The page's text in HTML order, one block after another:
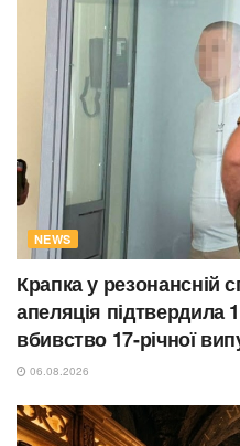
NEWS
Крапка у резонансній
апеляція підтвердила
вбивство 17-річної
06.08.2026